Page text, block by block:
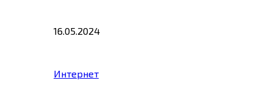
16.05.2024
Интернет